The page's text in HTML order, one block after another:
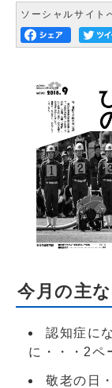
ソーシャルサイト
今月の主
認知症に
に・・・2ペ
敬老の日